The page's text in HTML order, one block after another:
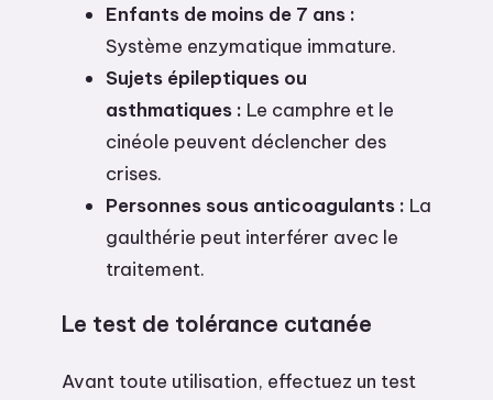
Enfants de moins de 7 ans :
Système enzymatique immature.
Sujets épileptiques ou
asthmatiques : Le camphre et le
cinéole peuvent déclencher des
crises.
Personnes sous anticoagulants : La
gaulthérie peut interférer avec le
traitement.
Le test de tolérance cutanée
Avant toute utilisation, effectuez un test